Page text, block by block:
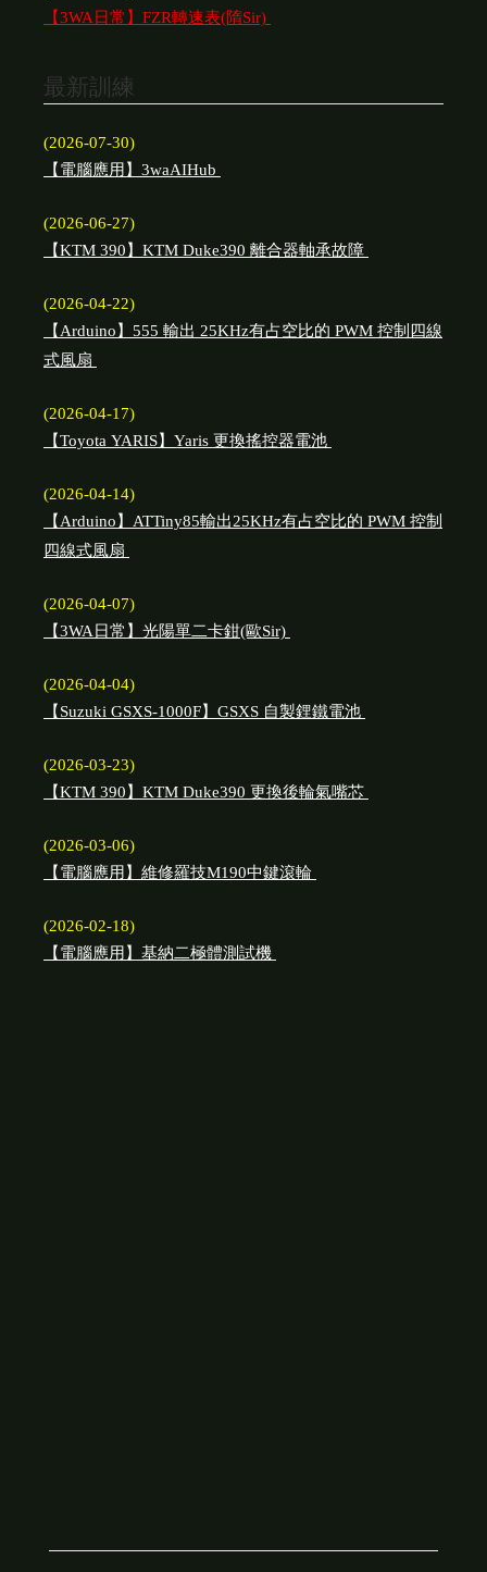
【3WA日常】FZR轉速表(隋Sir)
最新訓練
(2026-07-30)
【電腦應用】3waAIHub
(2026-06-27)
【KTM 390】KTM Duke390 離合器軸承故障
(2026-04-22)
【Arduino】555 輸出 25KHz有占空比的 PWM 控制四線
式風扇
(2026-04-17)
【Toyota YARIS】Yaris 更換搖控器電池
(2026-04-14)
【Arduino】ATTiny85輸出25KHz有占空比的 PWM 控制
四線式風扇
(2026-04-07)
【3WA日常】光陽單二卡鉗(歐Sir)
(2026-04-04)
【Suzuki GSXS-1000F】GSXS 自製鋰鐵電池
(2026-03-23)
【KTM 390】KTM Duke390 更換後輪氣嘴芯
(2026-03-06)
【電腦應用】維修羅技M190中鍵滾輪
(2026-02-18)
【電腦應用】基納二極體測試機